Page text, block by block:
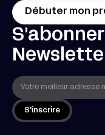
Débuter mon